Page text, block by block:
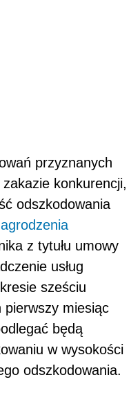
przyznanych
konkurencji,
odszkodowania
z tytułu umowy
usług
sześciu
pierwszy miesiąc
będą
w wysokości
odszkodowania.